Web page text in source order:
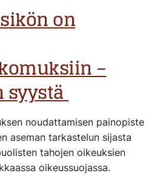
on
–
syystä
noudattamisen painopiste
aseman tarkastelun sijasta
tahojen oikeuksien
oikeussuojassa.